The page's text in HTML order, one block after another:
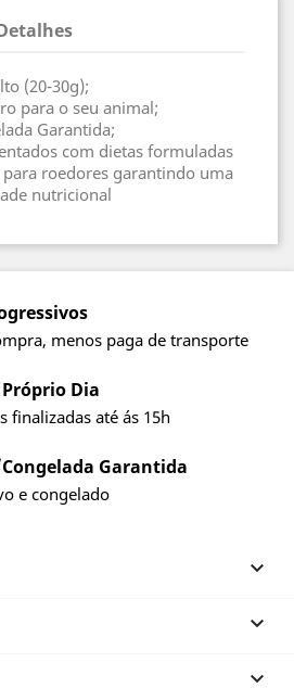
(20-30g);
para o seu animal;
Garantida;
com dietas formuladas
para roedores garantindo uma
nutricional
menos paga de transporte
Dia
finalizadas até ás 15h
Garantida
e congelado


